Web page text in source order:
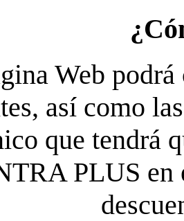
Web
así como
que tendrá
PLUS en